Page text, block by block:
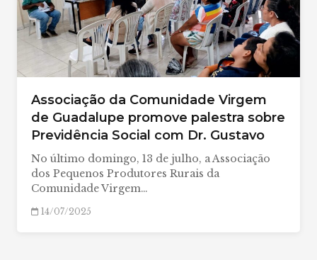
Associação da Comunidade Virgem
de Guadalupe promove palestra sobre
Previdência Social com Dr. Gustavo
No último domingo, 13 de julho, a Associação
dos Pequenos Produtores Rurais da
Comunidade Virgem…
14/07/2025